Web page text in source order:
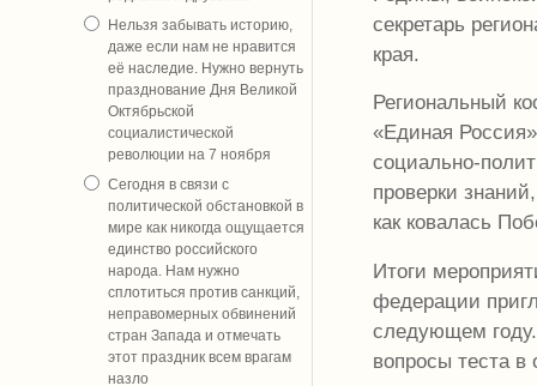
Нельзя забывать историю,
даже если нам не нравится
её наследие. Нужно вернуть
празднование Дня Великой
Октябрьской
социалистической
революции на 7 ноября
Сегодня в связи с
политической обстановкой в
мире как никогда ощущается
единство российского
народа. Нам нужно
сплотиться против санкций,
неправомерных обвинений
стран Запада и отмечать
этот праздник всем врагам
назло
секретарь
края.
Региональный
«Единая
социально-
проверки
как ковалась
Итоги
федерации
следующем году.
вопросы теста